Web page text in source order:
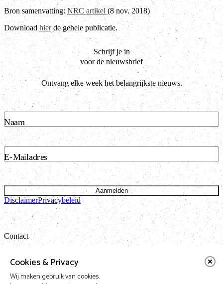
Cookies & Privacy
Wij maken gebruik van cookies.
Bron samenvatting:NRC artikel(8 nov. 2018)
Downloadhierde gehele publicatie.
Schrijf je in
voor de nieuwsbrief
Ontvang elke week het belangrijkste nieuws.
Naam
E-Mailadres
Aanmelden
DisclaimerPrivacybeleid
Contact
Bataviastraat 24 unit 1.13
t: 020 421 50 05 e: info@vnpf.nl